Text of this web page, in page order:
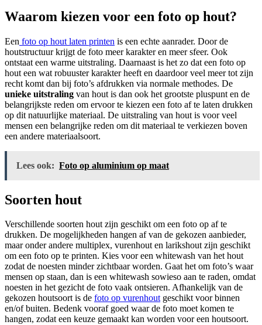
Waarom kiezen voor een foto op hout?
Een foto op hout laten printen is een echte aanrader. Door de
houtstructuur krijgt de foto meer karakter en meer sfeer. Ook
ontstaat een warme uitstraling. Daarnaast is het zo dat een foto op
hout een wat robuuster karakter heeft en daardoor veel meer tot zijn
recht komt dan bij foto’s afdrukken via normale methodes. De
unieke uitstraling van hout is dan ook het grootste pluspunt en de
belangrijkste reden om ervoor te kiezen een foto af te laten drukken
op dit natuurlijke materiaal. De uitstraling van hout is voor veel
mensen een belangrijke reden om dit materiaal te verkiezen boven
een andere materiaalsoort.
Lees ook: Foto op aluminium op maat
Soorten hout
Verschillende soorten hout zijn geschikt om een foto op af te
drukken. De mogelijkheden hangen af van de gekozen aanbieder,
maar onder andere multiplex, vurenhout en larikshout zijn geschikt
om een foto op te printen. Kies voor een whitewash van het hout
zodat de noesten minder zichtbaar worden. Gaat het om foto’s waar
mensen op staan, dan is een whitewash sowieso aan te raden, omdat
noesten in het gezicht de foto vaak ontsieren. Afhankelijk van de
gekozen houtsoort is de foto op vurenhoutgeschikt voor binnen
en/of buiten. Bedenk vooraf goed waar de foto moet komen te
hangen, zodat een keuze gemaakt kan worden voor een houtsoort.